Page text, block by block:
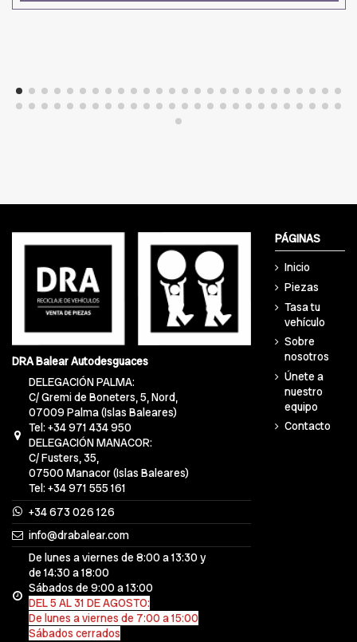
DRA Balear Autodesguaces
DELEGACIÓN PALMA:
C/ Gremi de Boneters, 5, Nord,
07009 Palma (Islas Baleares)
Tel: +34 971 434 950
DELEGACIÓN MANACOR:
C/ Fusters, 35,
07500 Manacor (Islas Baleares)
Tel: +34 971 555 161
+34 673 026 126
info@drabalear.com
De lunes a viernes de 8:00 a 13:30 y
de 14:30 a 18:00
Sábados de 9:00 a 13:00
DEL 5 AL 31 DE AGOSTO:
De lunes a viernes de 7:00 a 15:00
Sábados cerrados
PÁGINAS
Inicio
Piezas
Tasa tu
vehículo
Sobre
nosotros
Únete a
nuestro
equipo
Contacto